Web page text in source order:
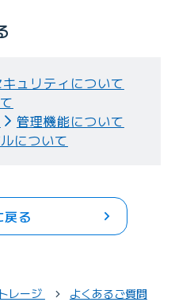
ュリティについて
管理機能について
について
戻る
レージ
よくあるご質問